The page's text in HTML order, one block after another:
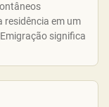
residência em um
significa